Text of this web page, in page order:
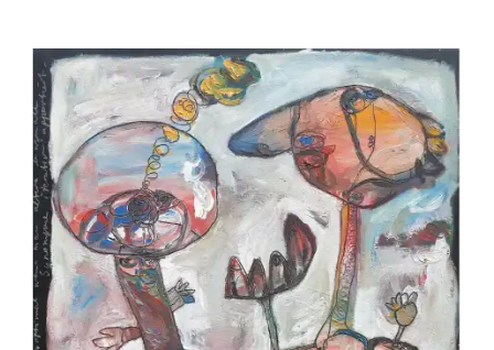
News
Kontakt
follow